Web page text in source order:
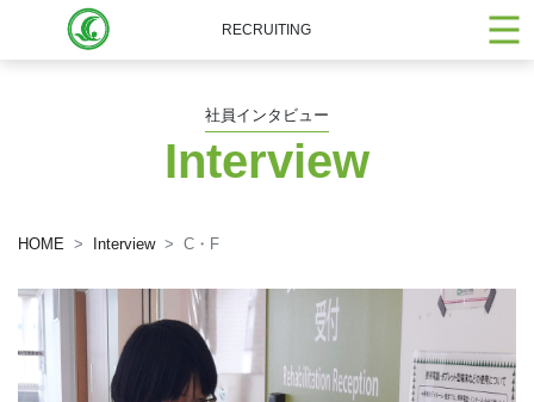
RECRUITING
社員インタビュー
Interview
HOME Interview C・F